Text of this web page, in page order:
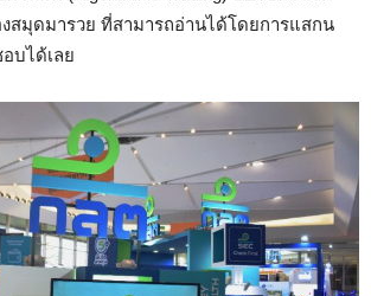
สมุดมารวย ที่สามารถอ่านได้โดยการแสกน
บได้เลย